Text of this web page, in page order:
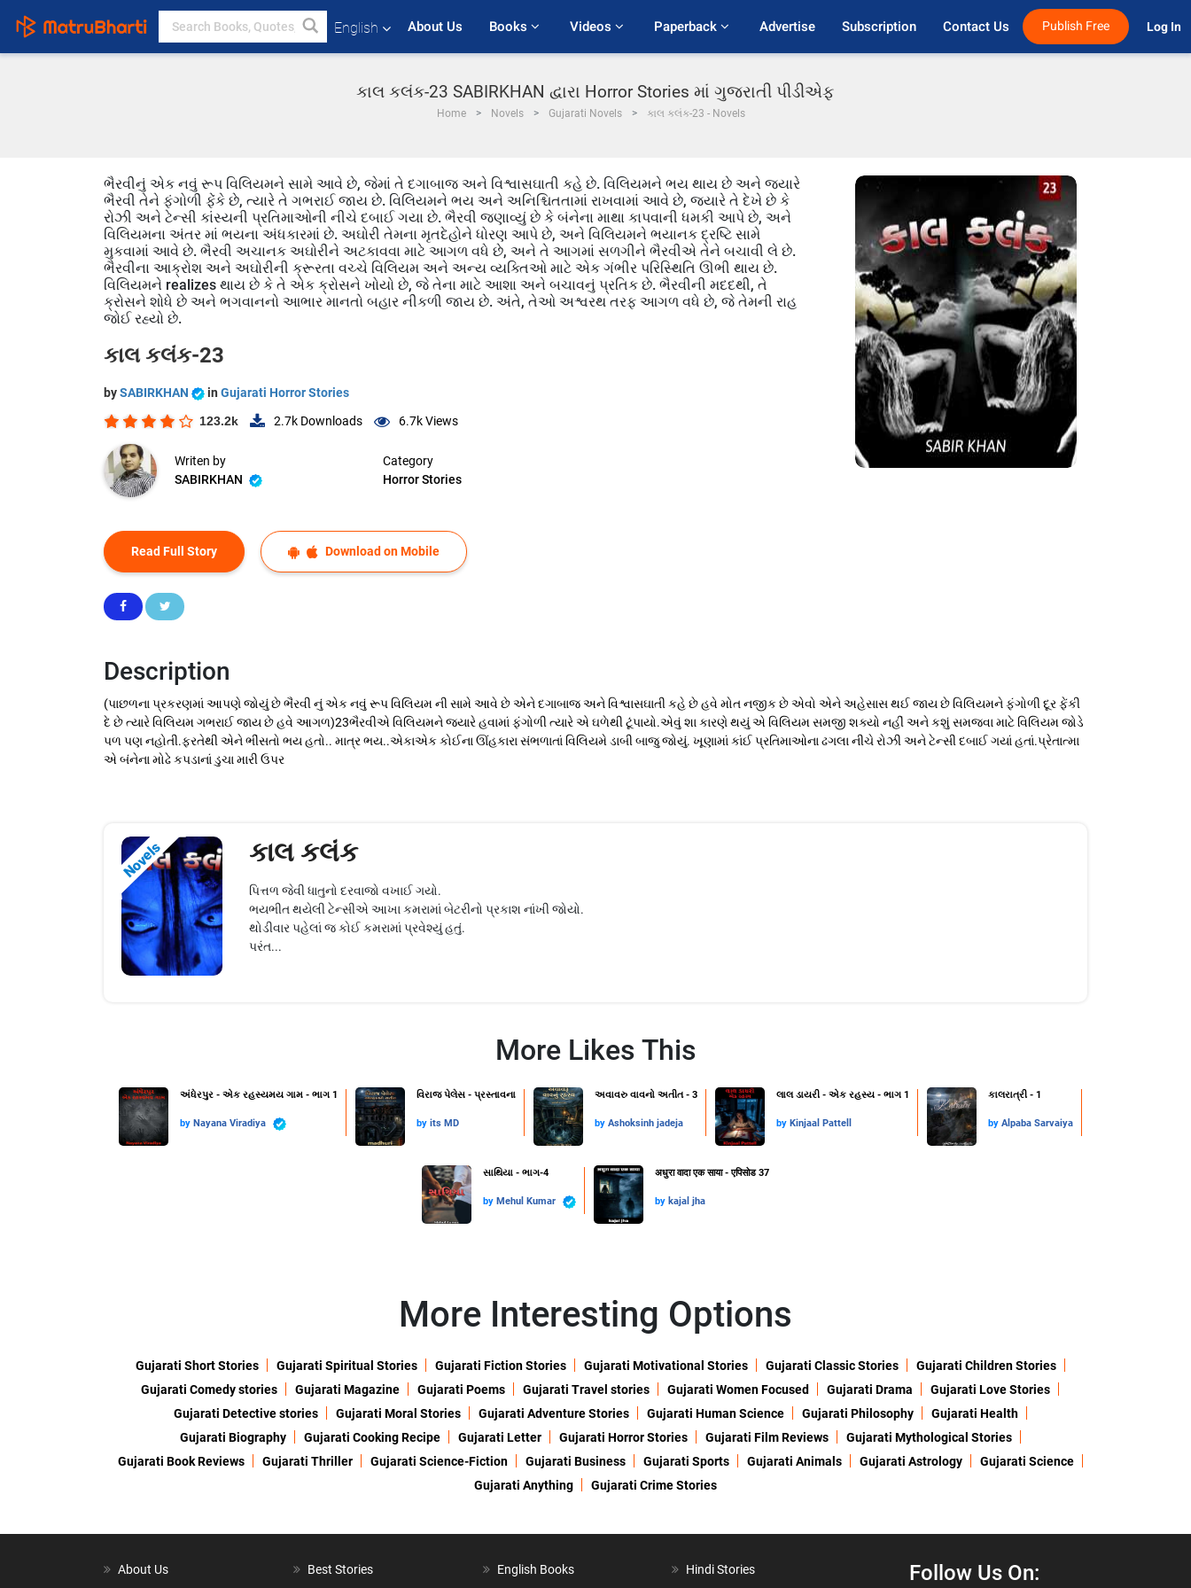
English About Us Books Videos Paperback Advertise Subscription Contact Us Publish Free Log In
કાલ કલંક-23 SABIRKHAN દ્વારા Horror Stories માં ગુજરાતી પીડીએફ
Home Novels Gujarati Novels કાલ કલંક-23 - Novels
ભૈરવીનું એક નવું રૂપ વિલિયમને સામે આવે છે, જેમાં તે દગાબાજ અને વિશ્વાસઘાતી કહે છે. વિલિયમને ભય થાય છે અને જ્યારે
ભૈરવી તેને ફંગોળી ફેંકે છે, ત્યારે તે ગભરાઈ જાય છે. વિલિયમને ભય અને અનિશ્ચિતતામાં રાખવામાં આવે છે, જ્યારે તે દેખે છે કે
રોઝી અને ટેન્સી કાંસ્યની પ્રતિમાઓની નીચે દબાઈ ગયા છે. ભૈરવી જણાવ્યું છે કે બંનેના માથા કાપવાની ધમકી આપે છે, અને
વિલિયમના અંતર માં ભયના અંધકારમાં છે. અઘોરી તેમના મૃતદેહોને ધોરણ આપે છે, અને વિલિયમને ભયાનક દ્રષ્ટિ સામે
મુકવામાં આવે છે. ભૈરવી અચાનક અઘોરીને અટકાવવા માટે આગળ વધે છે, અને તે આગમાં સળગીને ભૈરવીએ તેને બચાવી લે છે.
ભૈરવીના આક્રોશ અને અઘોરીની ક્રૂરતા વચ્ચે વિલિયમ અને અન્ય વ્યક્તિઓ માટે એક ગંભીર પરિસ્થિતિ ઊભી થાય છે.
વિલિયમને realizes થાય છે કે તે એક ક્રોસને ખોયો છે, જે તેના માટે આશા અને બચાવનું પ્રતિક છે. ભૈરવીની મદદથી, તે
ક્રોસને શોધે છે અને ભગવાનનો આભાર માનતો બહાર નીકળી જાય છે. અંતે, તેઓ અશ્વરથ તરફ આગળ વધે છે, જે તેમની રાહ
જોઈ રહ્યો છે.
કાલ કલંક-23
bySABIRKHAN in Gujarati Horror Stories
123.2k 2.7k Downloads 6.7kViews
Writen by
SABIRKHAN
Category
Horror Stories
Read Full Story Download on Mobile
Description
(પાછળના પ્રકરણમાં આપણે જોયું છે ભૈરવી નું એક નવું રૂપ વિલિયમ ની સામે આવે છે એને દગાબાજ અને વિશ્વાસઘાતી કહે છે હવે મોત નજીક છે એવો એને અહેસાસ થઈ જાય છે વિલિયમને ફંગોળી દૂર ફેંકી
દે છે ત્યારે વિલિયમ ગભરાઈ જાય છે હવે આગળ)23ભૈરવીએ વિલિયમને જ્યારે હવામાં ફંગોળી ત્યારે એ ઘળેથી ટૂંપાયો.એવું શા કારણે થયું એ વિલિયમ સમજી શક્યો નહીં અને કશું સમજવા માટે વિલિયમ જોડે
પળ પણ નહોતી.ફરતેથી એને ભીંસતો ભય હતો.. માત્ર ભય..એકાએક કોઈના ઊંહકારા સંભળાતાં વિલિયમે ડાબી બાજુ જોયું. ખૂણામાં કાંઈ પ્રતિમાઓના ઢગલા નીચે રોઝી અને ટેન્સી દબાઈ ગયાં હતાં.પ્રેતાત્મા
એ બંનેના મોઢે કપડાનાં ડુચા મારી ઉપર
Novels કાલ કલંક
પિત્તળ જેવી ધાતુનો દરવાજો વખાઈ ગયો.
ભયભીત થયેલી ટેન્સીએ આખા કમરામાં બેટરીનો પ્રકાશ નાંખી જોયો.
થોડીવાર પહેલાં જ કોઈ કમરામાં પ્રવેશ્યું હતું.
પરંત...
More Likes This
અંધેરપુર - એક રહસ્યમય ગામ - ભાગ 1
by Nayana Viradiya
વિરાજ પેલેસ - પ્રસ્તાવના
by its MD
અવાવરુ વાવનો અતીત - 3
by Ashoksinh jadeja
લાલ ડાયરી - એક રહસ્ય - ભાગ 1
by Kinjaal Pattell
કાલરાત્રી - 1
by Alpaba Sarvaiya
સાથિયા - ભાગ-4
by Mehul Kumar
अधुरा वादा एक साया - एपिसोड 37
by kajal jha
More Interesting Options
Gujarati Short Stories Gujarati Spiritual Stories Gujarati Fiction Stories Gujarati Motivational Stories Gujarati Classic Stories
Gujarati Children Stories
Gujarati Comedy stories
Gujarati Magazine Gujarati Poems Gujarati Travel stories Gujarati Women Focused Gujarati Drama
Gujarati Love Stories
Gujarati Detective stories
Gujarati Moral Stories Gujarati Adventure Stories Gujarati Human Science Gujarati Philosophy
Gujarati Health
Gujarati Biography
Gujarati Cooking Recipe Gujarati Letter Gujarati Horror Stories Gujarati Film Reviews
Gujarati Mythological Stories
Gujarati Book Reviews
Gujarati Thriller Gujarati Science-Fiction Gujarati Business Gujarati Sports Gujarati Animals Gujarati Astrology
Gujarati Science
Gujarati Anything
Gujarati Crime Stories
About Us
Best Stories
English Books
Hindi Stories
Follow Us On: